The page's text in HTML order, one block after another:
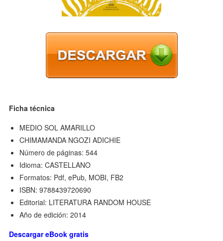
Ficha técnica
MEDIO SOL AMARILLO
CHIMAMANDA NGOZI ADICHIE
Número de páginas: 544
Idioma: CASTELLANO
Formatos: Pdf, ePub, MOBI, FB2
ISBN: 9788439720690
Editorial: LITERATURA RANDOM HOUSE
Año de edición: 2014
Descargar eBook gratis